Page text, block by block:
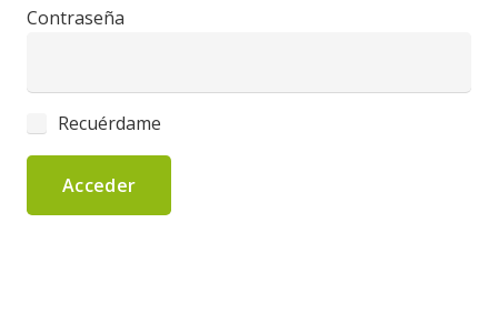
Contraseña
Recuérdame